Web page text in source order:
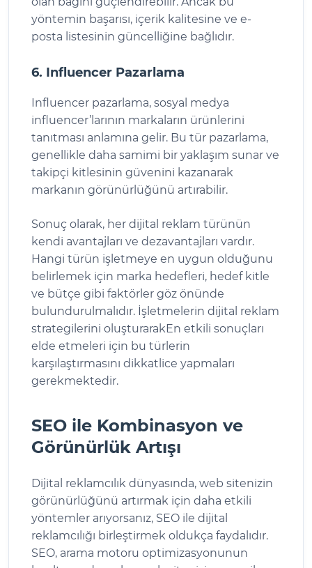
yöntemin başarısı, içerik kalitesine ve e-
posta listesinin güncelliğine bağlıdır.
6. Influencer Pazarlama
Influencer pazarlama, sosyal medya
influencer’larının markaların ürünlerini
tanıtması anlamına gelir. Bu tür pazarlama,
genellikle daha samimi bir yaklaşım sunar ve
takipçi kitlesinin güvenini kazanarak
markanın görünürlüğünü artırabilir.
Sonuç olarak, her dijital reklam türünün
kendi avantajları ve dezavantajları vardır.
Hangi türün işletmeye en uygun olduğunu
belirlemek için marka hedefleri, hedef kitle
ve bütçe gibi faktörler göz önünde
bulundurulmalıdır. İşletmelerin dijital reklam
strategilerini oluşturarakEn etkili sonuçları
elde etmeleri için bu türlerin
karşılaştırmasını dikkatlice yapmaları
gerekmektedir.
SEO ile Kombinasyon ve
Görünürlük Artışı
Dijital reklamcılık dünyasında, web sitenizin
görünürlüğünü artırmak için daha etkili
yöntemler arıyorsanız, SEO ile dijital
reklamcılığı birleştirmek oldukça faydalıdır.
SEO, arama motoru optimizasyonunun